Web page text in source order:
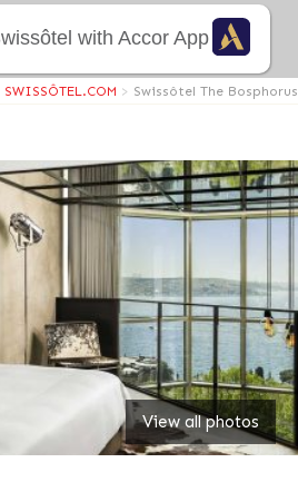
View all photos
SWISSÔTEL.COM > Swissôtel The Bosphorus
with Accor App